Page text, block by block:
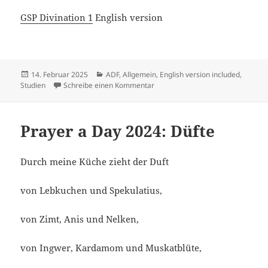
GSP Divination 1 English version
Veröffentlicht
am
14. Februar 2025 Kategorien
ADF,Allgemein, English version included,
Studien
Schreibe einen Kommentarzu ADF Studien: Divination 1
Prayer a Day 2024: Düfte
Durch meine Küche zieht der Duft
von Lebkuchen und Spekulatius,
von Zimt, Anis und Nelken,
von Ingwer, Kardamom und Muskatblüte,